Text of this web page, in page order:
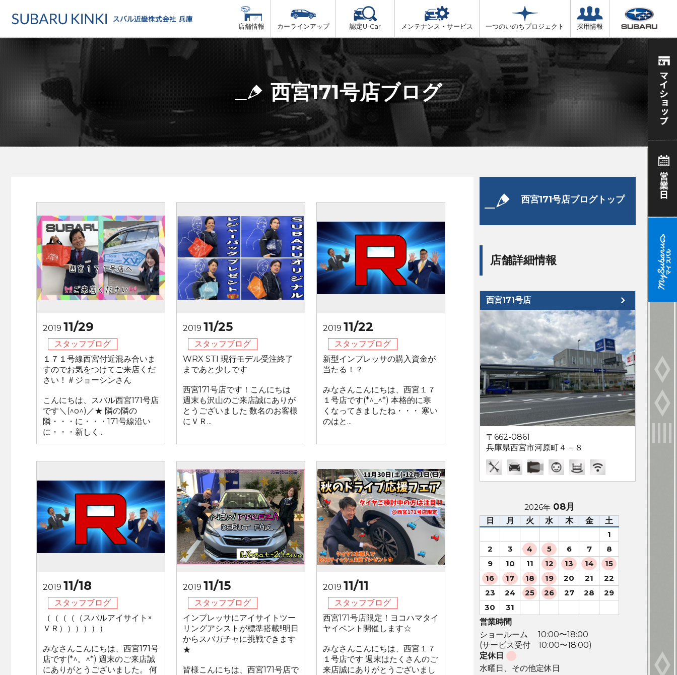
店舗情報
店舗情報 店舗一覧
地域でさがす
地図でさがす
試乗車でさがす
但馬
播磨
阪神方面
カーラインアップ
カーラインアップ
カーラインアップ一覧
乗用車
軽自動車
認定U-Car メンテナンス・サービス
メンテナンス・サービス
メンテナンス・サービストップ
車検・定期点検をする
カーケアをする
車検（法定24か月点検）
法定 12ヶ月 点検
6ヶ月ごとの セーフティ チェック
車検 3ヶ月前 無料診断
一つのいのちプロジェクト 採用情報
西宮171号店ブログ
2019 11/29
スタッフブログ
１７１号線西宮付近混み合いま
すのでお気をつけてご来店くだ
さい！＃ジョーシンさん
こんにちは、スバル西宮171号店
です＼(^o^)／★ 隣の隣の
隣・・・に・・・171号線沿い
に・・・新しく...
2019 11/25
スタッフブログ
WRX STI 現行モデル受注終了
まであと少しです
西宮171号店です！こんにちは
週末も沢山のご来店誠にありが
とうございました 数名のお客様
にＶＲ...
2019 11/22
スタッフブログ
新型インプレッサの購入資金が
当たる！？
みなさんこんにちは、西宮１７
１号店です(*^_^*) 本格的に寒
くなってきましたね・・・ 寒い
のはと...
2019 11/18
スタッフブログ
（（（（（スバルアイサイト×
ＶＲ））））））
みなさんこんにちは、西宮171号
店です(*^。^*) 週末のご来店誠
にありがとうございました。 何
2019 11/15
スタッフブログ
インプレッサにアイサイトツー
リングアシストが標準搭載!!明日
からスバガチャに挑戦できます
★
皆様こんにちは、西宮171号店で
2019 11/11
スタッフブログ
西宮171号店限定！ヨコハマタイ
ヤイベント開催します☆
みなさんこんにちは、西宮１７
１号店です 週末はたくさんのご
来店誠にありがとうございまし
西宮171号店ブログトップ
店舗詳細情報
西宮171号店
〒662-0861
兵庫県西宮市河原町４－８
2026年 08月
日 月 火 水 木 金 土
1
2
3 4 5 6 7
8
9
10 11 12 13 14
15
16
17 18 19 20 21
22
23
24 25 26 27 28
29
30
31
営業時間
ショールーム 10:00〜18:00
(サービス受付 10:00〜18:00)
定休日
水曜日、その他定休日